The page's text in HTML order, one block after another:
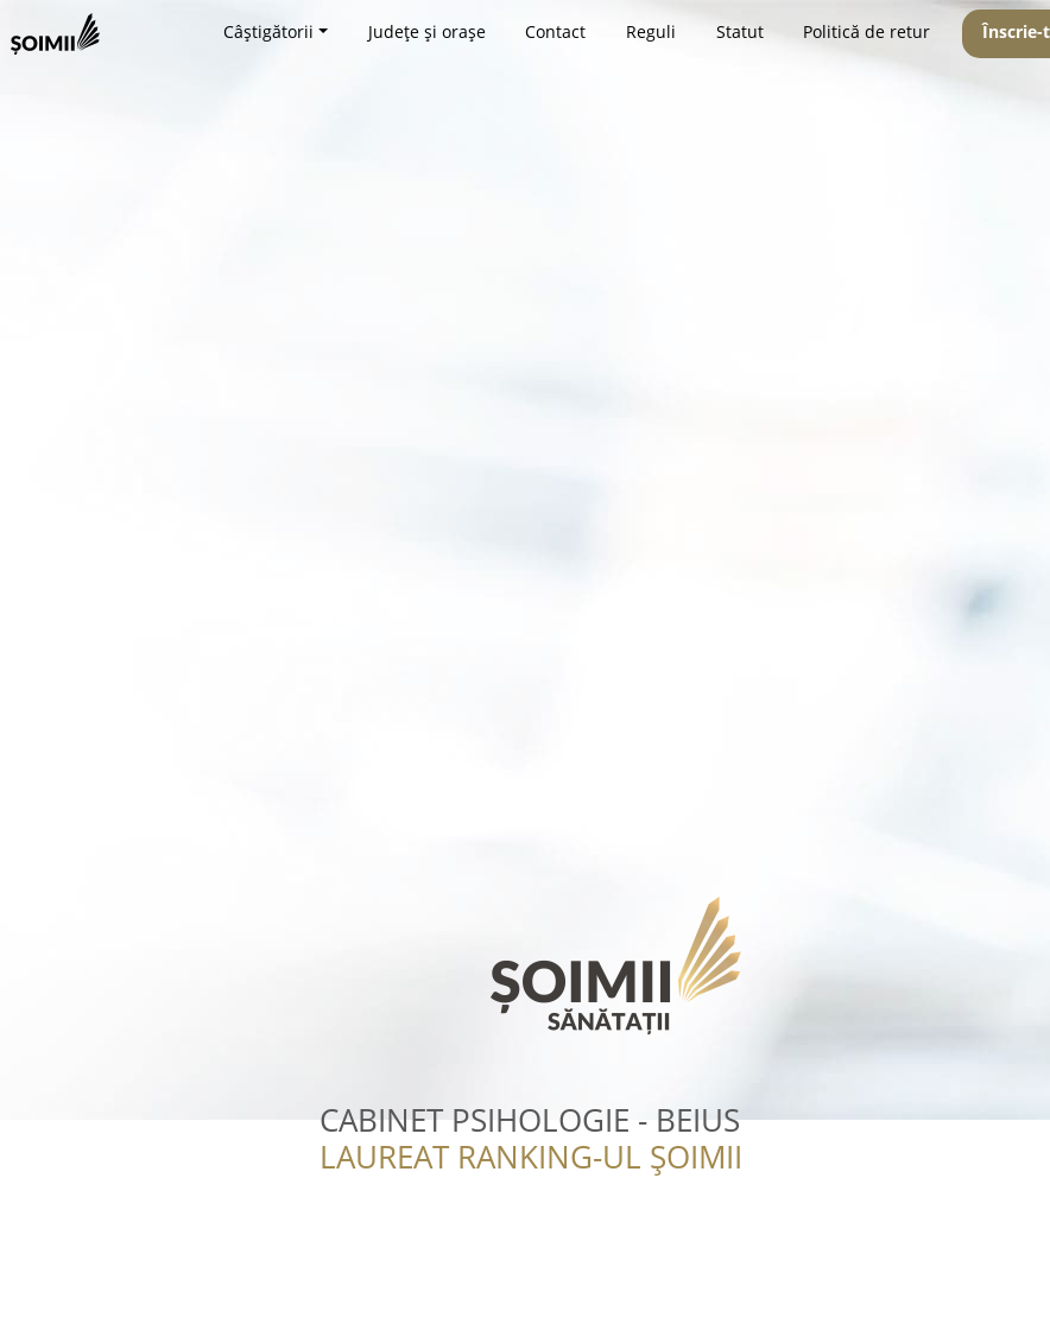
Câștigătorii Județe și orașe Contact Reguli Statut Politică de retur Înscrie-
CABINET PSIHOLOGIE - BEIUS
LAUREAT RANKING-UL ȘOIMII